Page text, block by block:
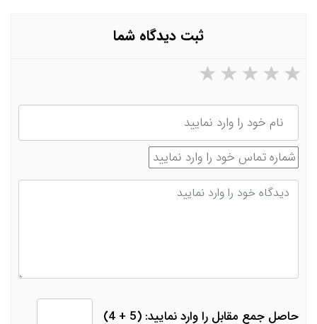
ثبت دیدگاه شما
۵ ستاره از ۵ ۴ ستاره از ۵ ۳ ستاره از ۵ ۲ ستاره از ۵
نام
شماره تماس
دیدگاه
حاصل جمع مقابل را وارد نمایید: (5 + 4)